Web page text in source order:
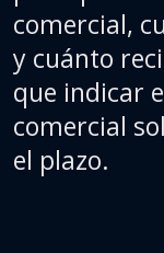
comercial,
y cuánto
que indicar
comercial
el plazo.